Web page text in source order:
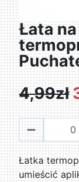
Łata
4,99zł
Łatka
umieścić